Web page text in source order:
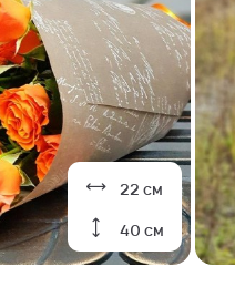
22 см
40 см